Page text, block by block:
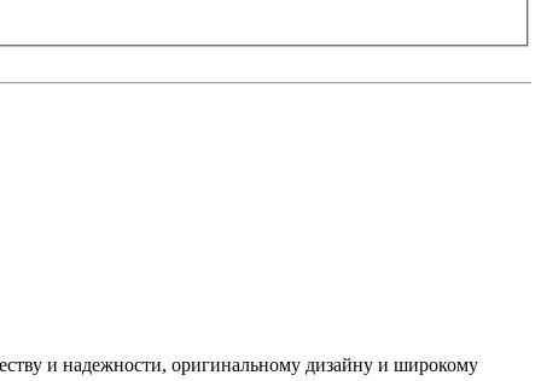
и надежности, оригинальному дизайну и широкому